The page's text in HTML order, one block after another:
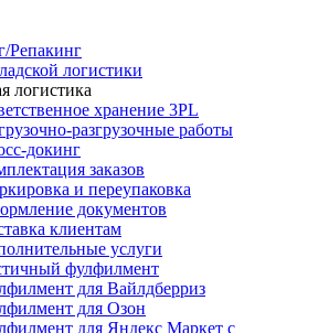
Репакинг
логистики
логистика
хранение 3PL
разгрузочные работы
докинг
заказов
и переупаковка
документов
клиентам
услуги
фулфилмент
для Вайлдберриз
для Озон
для Яндекс Маркет с